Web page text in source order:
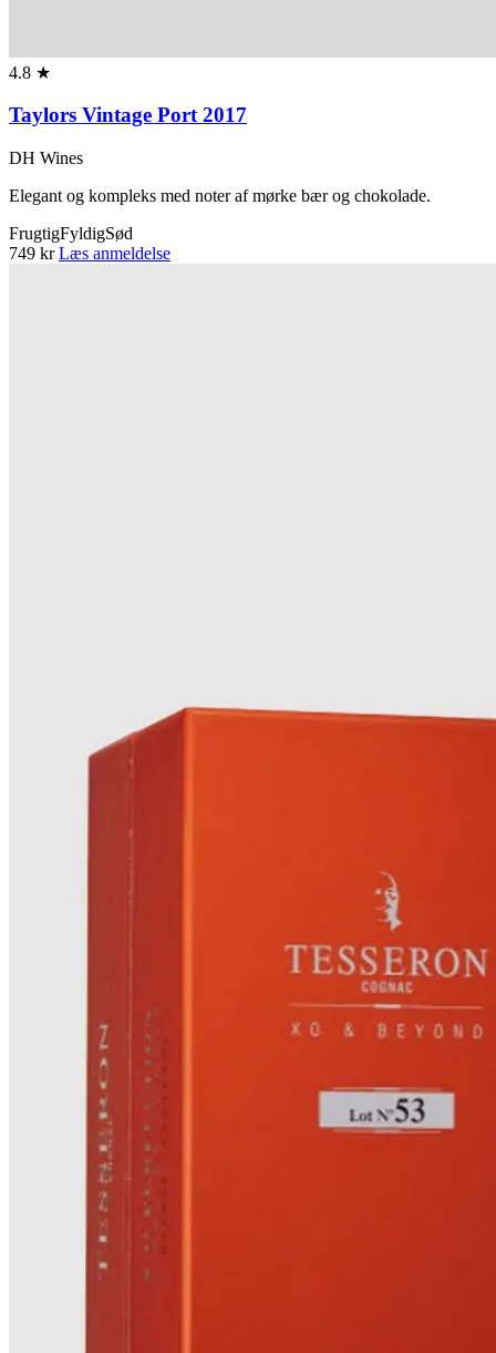
4.8 ★
Taylors Vintage Port 2017
DH Wines
Elegant og kompleks med noter af mørke bær og chokolade.
FrugtigFyldigSød
749 kr Læs anmeldelse